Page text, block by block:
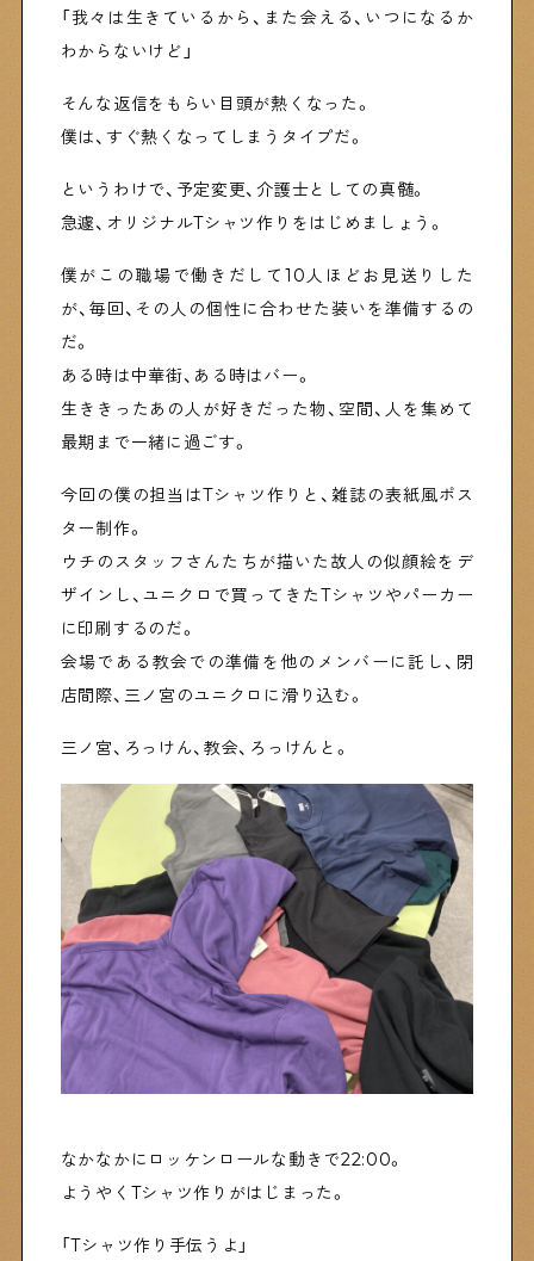
「我々は生きているから、また会える、いつになるか
わからないけど」
そんな返信をもらい目頭が熱くなった。
僕は、すぐ熱くなってしまうタイプだ。
というわけで、予定変更、介護士としての真髄。
急遽、オリジナルTシャツ作りをはじめましょう。
僕がこの職場で働きだして10人ほどお見送りした
が、毎回、その人の個性に合わせた装いを準備するの
だ。
ある時は中華街、ある時はバー。
生ききったあの人が好きだった物、空間、人を集めて
最期まで一緒に過ごす。
今回の僕の担当はTシャツ作りと、雑誌の表紙風ポス
ター制作。
ウチのスタッフさんたちが描いた故人の似顔絵をデ
ザインし、ユニクロで買ってきたTシャツやパーカー
に印刷するのだ。
会場である教会での準備を他のメンバーに託し、閉
店間際、三ノ宮のユニクロに滑り込む。
三ノ宮、ろっけん、教会、ろっけんと。
なかなかにロッケンロールな動きで22:00。
ようやくTシャツ作りがはじまった。
「Tシャツ作り手伝うよ」